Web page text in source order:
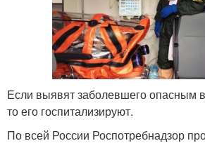
Если выявят заболевшего опасным
то его госпитализируют.
По всей России Роспотребнадзор